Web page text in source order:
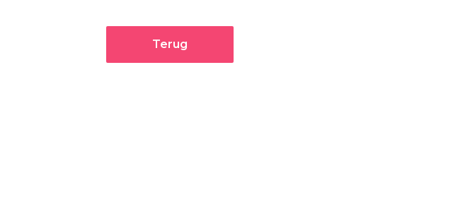
Terug